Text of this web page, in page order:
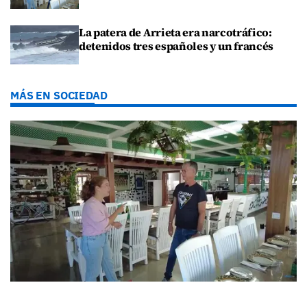
La patera de Arrieta era narcotráfico:
detenidos tres españoles y un francés
MÁS EN SOCIEDAD